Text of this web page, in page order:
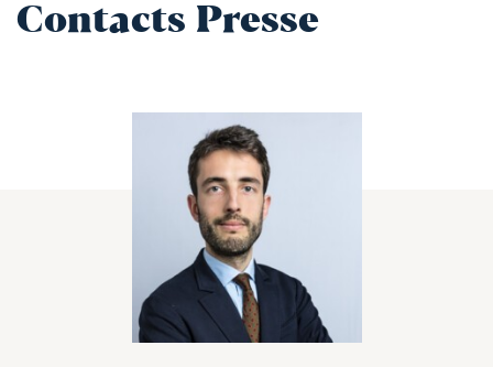
Contacts Presse